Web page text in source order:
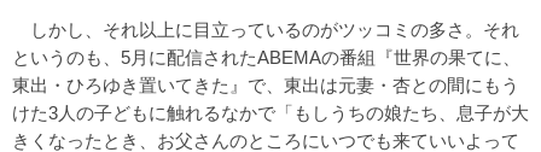
しかし、それ以上に目立っているのがツッコミの多さ。それ
というのも、5月に配信されたABEMAの番組『世界の果てに、
東出・ひろゆき置いてきた』で、東出は元妻・杏との間にもう
けた3人の子どもに触れるなかで「もしうちの娘たち、息子が大
きくなったとき、お父さんのところにいつでも来ていいよって